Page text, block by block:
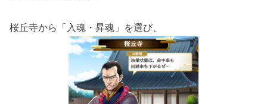
桜丘寺から「入魂・昇魂」を選び、